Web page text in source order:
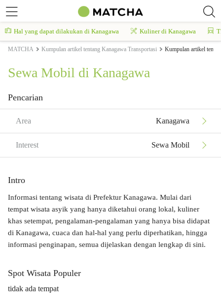
Hal yang dapat dilakukan di Kanagawa Kuliner di Kanagawa
MATCHA Kumpulan artikel tentang Kanagawa Transportasi Kumpulan artikel
Sewa Mobil di Kanagawa
Pencarian
Area Kanagawa
Interest Sewa Mobil
Intro
Informasi tentang wisata di Prefektur Kanagawa. Mulai dari
tempat wisata asyik yang hanya diketahui orang lokal, kuliner
khas setempat, pengalaman-pengalaman yang hanya bisa didapat
di Kanagawa, cuaca dan hal-hal yang perlu diperhatikan, hingga
informasi penginapan, semua dijelaskan dengan lengkap di sini.
Spot Wisata Populer
tidak ada tempat